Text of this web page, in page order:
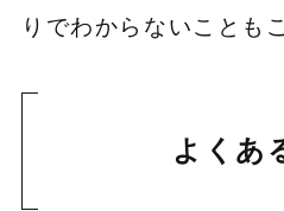
りでわからないことも
よくあ